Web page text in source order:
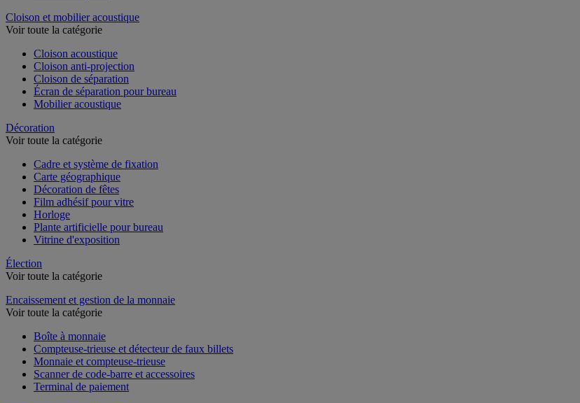
Cloison et mobilier acoustique
Voir toute la catégorie
Cloison acoustique
Cloison anti-projection
Cloison de séparation
Écran de séparation pour bureau
Mobilier acoustique
Décoration
Voir toute la catégorie
Cadre et système de fixation
Carte géographique
Décoration de fêtes
Film adhésif pour vitre
Horloge
Plante artificielle pour bureau
Vitrine d'exposition
Élection
Voir toute la catégorie
Encaissement et gestion de la monnaie
Voir toute la catégorie
Boîte à monnaie
Compteuse-trieuse et détecteur de faux billets
Monnaie et compteuse-trieuse
Scanner de code-barre et accessoires
Terminal de paiement